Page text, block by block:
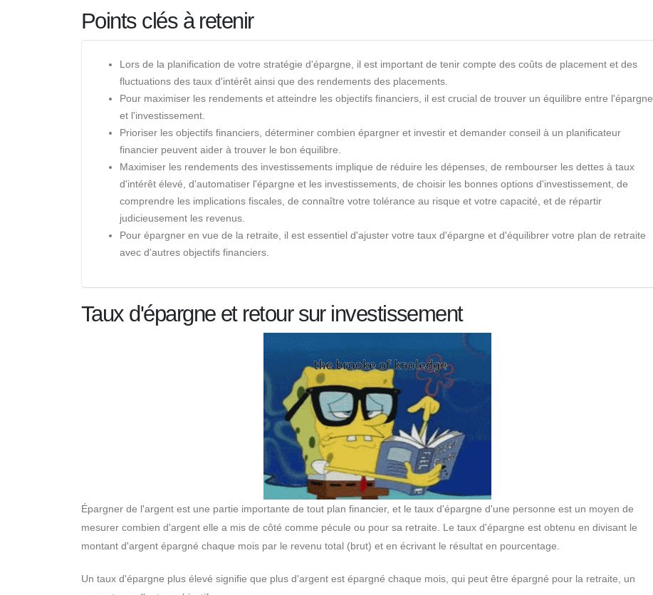
Points clés à retenir
Lors de la planification de votre stratégie d'épargne, il est important de tenir compte des coûts de placement et des
fluctuations des taux d'intérêt ainsi que des rendements des placements.
Pour maximiser les rendements et atteindre les objectifs financiers, il est crucial de trouver un équilibre entre l'épargne
et l'investissement.
Prioriser les objectifs financiers, déterminer combien épargner et investir et demander conseil à un planificateur
financier peuvent aider à trouver le bon équilibre.
Maximiser les rendements des investissements implique de réduire les dépenses, de rembourser les dettes à taux
d'intérêt élevé, d'automatiser l'épargne et les investissements, de choisir les bonnes options d'investissement, de
comprendre les implications fiscales, de connaître votre tolérance au risque et votre capacité, et de répartir
judicieusement les revenus.
Pour épargner en vue de la retraite, il est essentiel d'ajuster votre taux d'épargne et d'équilibrer votre plan de retraite
avec d'autres objectifs financiers.
Taux d'épargne et retour sur investissement
Épargner de l'argent est une partie importante de tout plan financier, et le taux d'épargne d'une personne est un moyen de
mesurer combien d'argent elle a mis de côté comme pécule ou pour sa retraite. Le taux d'épargne est obtenu en divisant le
montant d'argent épargné chaque mois par le revenu total (brut) et en écrivant le résultat en pourcentage.
Un taux d'épargne plus élevé signifie que plus d'argent est épargné chaque mois, qui peut être épargné pour la retraite, un